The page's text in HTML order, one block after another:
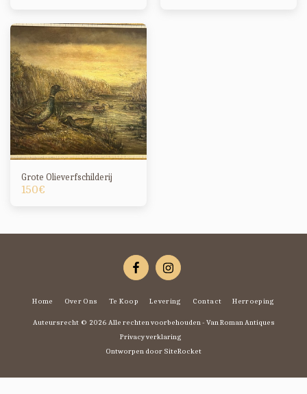
Grote Olieverfschilderij
150€
Home Over Ons Te Koop Levering Contact Herroeping
Auteursrecht © 2026 Alle rechten voorbehouden - Van Roman Antiques
Privacy verklaring
Ontworpen door SiteRocket